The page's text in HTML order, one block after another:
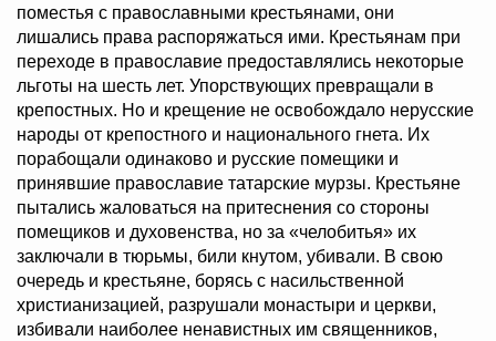
поместья с православными крестьянами, они
лишались права распоряжаться ими. Крестьянам при
переходе в православие предоставлялись некоторые
льготы на шесть лет. Упорствующих превращали в
крепостных. Но и крещение не освобождало нерусские
народы от крепостного и национального гнета. Их
порабощали одинаково и русские помещики и
принявшие православие татарские мурзы. Крестьяне
пытались жаловаться на притеснения со стороны
помещиков и духовенства, но за «челобитья» их
заключали в тюрьмы, били кнутом, убивали. В свою
очередь и крестьяне, борясь с насильственной
христианизацией, разрушали монастыри и церкви,
избивали наиболее ненавистных им священников,